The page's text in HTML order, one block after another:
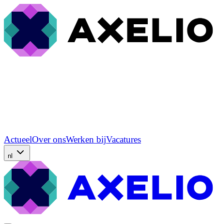
ActueelOver onsWerken bijVacatures
nl